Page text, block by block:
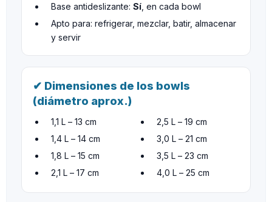
Base antideslizante: Sí , en cada bowl
Apto para: refrigerar, mezclar, batir, almacenar
y servir
✔ Dimensiones de los bowls
(diámetro aprox.)
1,1 L – 13 cm
1,4 L – 14 cm
1,8 L – 15 cm
2,1 L – 17 cm
2,5 L – 19 cm
3,0 L – 21 cm
3,5 L – 23 cm
4,0 L – 25 cm